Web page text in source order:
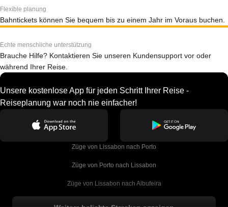
Flexible planung
Bahntickets können Sie bequem bis zu einem Jahr im Voraus buchen.
Echte menschliche unterstützung
Brauche Hilfe? Kontaktieren Sie unseren Kundensupport vor oder
während Ihrer Reise.
Unsere kostenlose App für jeden Schritt Ihrer Reise -
Reiseplanung war noch nie einfacher!
Züge von Lissabon nach Porto
Züge von Porto nach Lissabon
Züge von Lissabon nach Albufeira